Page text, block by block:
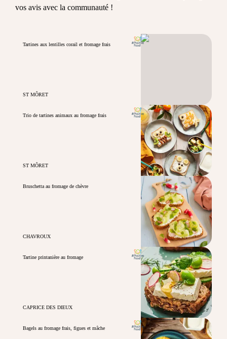
vos avis avec la communauté !
Tartines aux lentilles corail et fromage frais
ST MÔRET
Trio de tartines animaux au fromage frais
ST MÔRET
Bruschetta au fromage de chèvre
CHAVROUX
Tartine printanière au fromage
CAPRICE DES DIEUX
Bagels au fromage frais, figues et mâche